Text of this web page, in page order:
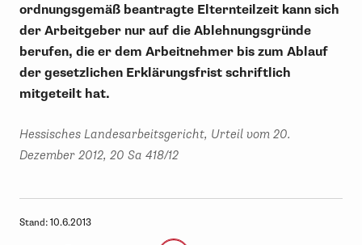
ordnungsgemäß beantragte Elternteilzeit kann sich
der Arbeitgeber nur auf die Ablehnungsgründe
berufen, die er dem Arbeitnehmer bis zum Ablauf
der gesetzlichen Erklärungsfrist schriftlich
mitgeteilt hat.
Hessisches Landesarbeitsgericht, Urteil vom 20.
Dezember 2012, 20 Sa 418/12
Stand: 10.6.2013